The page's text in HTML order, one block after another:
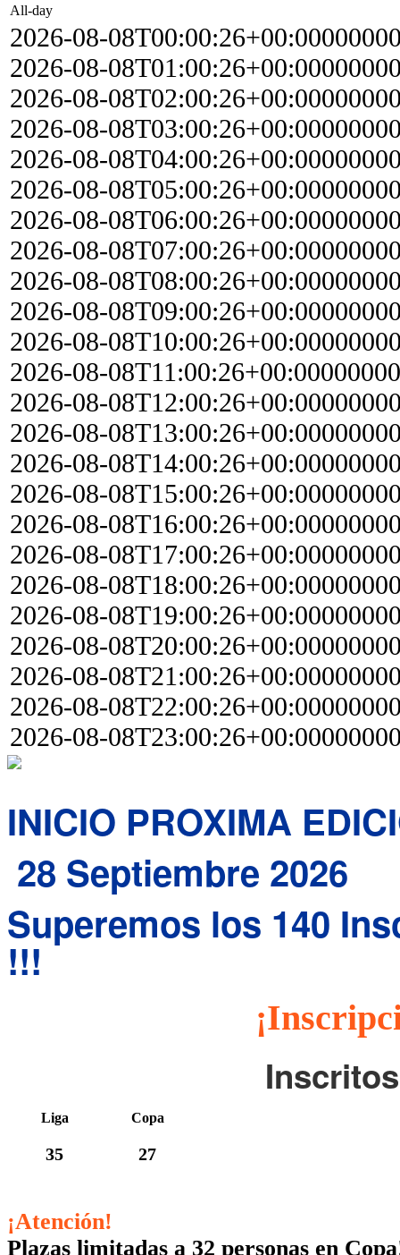
All-day
2026-08-
2026-08-
2026-08-
2026-08-
2026-08-
2026-08-
2026-08-
2026-08-
2026-08-
2026-08-
2026-08-
2026-08-
2026-08-
2026-08-
2026-08-
2026-08-
2026-08-
2026-08-
2026-08-
2026-08-
2026-08-
2026-08-
2026-08-
2026-08-
INICIO PROXIMA
28 Septiembre 2026
Superemos los 140
!!!
Liga Copa
35 27
¡Atención!
Plazas limitadas a 32 personas en